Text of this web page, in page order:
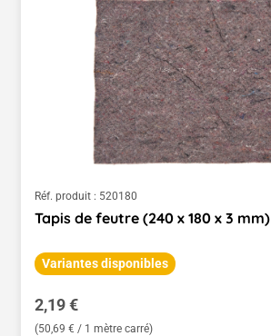
Réf. produit : 520180
Tapis de feutre (240 x 180 x 3 mm)
Variantes disponibles
Prix régulier :
2,19 €
(50,69 € / 1 mètre carré)